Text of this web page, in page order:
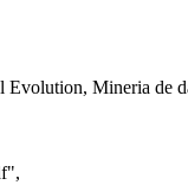
Mineria de